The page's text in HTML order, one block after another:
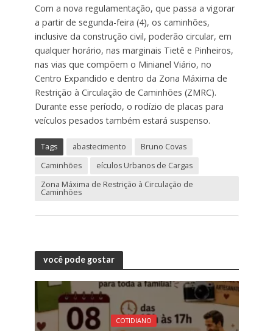
Com a nova regulamentação, que passa a vigorar
a partir de segunda-feira (4), os caminhões,
inclusive da construção civil, poderão circular, em
qualquer horário, nas marginais Tietê e Pinheiros,
nas vias que compõem o Minianel Viário, no
Centro Expandido e dentro da Zona Máxima de
Restrição à Circulação de Caminhões (ZMRC).
Durante esse período, o rodízio de placas para
veículos pesados também estará suspenso.
Tags abastecimento
Bruno Covas
Caminhões
eículos Urbanos de Cargas
Zona Máxima de Restrição à Circulação de
Caminhões
você pode gostar
COTIDIANO